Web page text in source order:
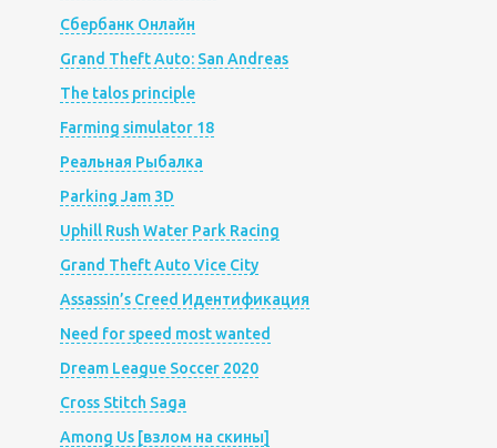
Сбербанк Онлайн
Grand Theft Auto: San Andreas
The talos principle
Farming simulator 18
Реальная Рыбалка
Parking Jam 3D
Uphill Rush Water Park Racing
Grand Theft Auto Vice City
Assassin’s Creed Идентификация
Need for speed most wanted
Dream League Soccer 2020
Cross Stitch Saga
Among Us [взлом на скины]